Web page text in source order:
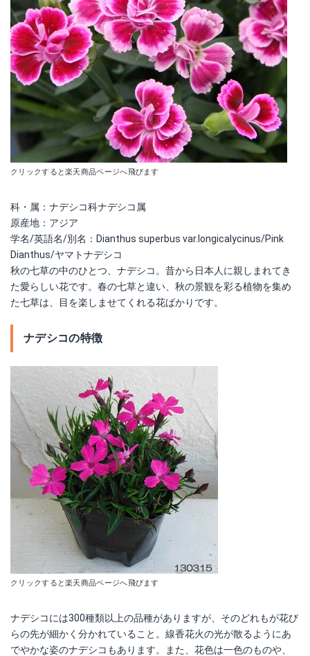
クリックすると楽天商品ページへ飛びます
科・属：ナデシコ科ナデシコ属
原産地：アジア
学名/英語名/別名：Dianthus superbus var.longicalycinus/Pink
Dianthus/ヤマトナデシコ
秋の七草の中のひとつ、ナデシコ。昔から日本人に親しまれてき
た愛らしい花です。春の七草と違い、秋の景観を彩る植物を集め
た七草は、目を楽しませてくれる花ばかりです。
ナデシコの特徴
クリックすると楽天商品ページへ飛びます
ナデシコには300種類以上の品種がありますが、そのどれもが花び
らの先が細かく分かれていること。線香花火の光が散るようにあ
でやかな姿のナデシコもあります。また、花色は一色のものや、